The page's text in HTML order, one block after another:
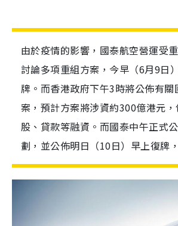
由於疫情的影響，國泰航空營運受
討論多項重組方案，今早（6月9日
牌。而香港政府下午3時將公佈有關
案，預計方案將涉資約300億港元
股、貸款等融資。而國泰中午正式
劃，並公佈明日（10日）早上復牌